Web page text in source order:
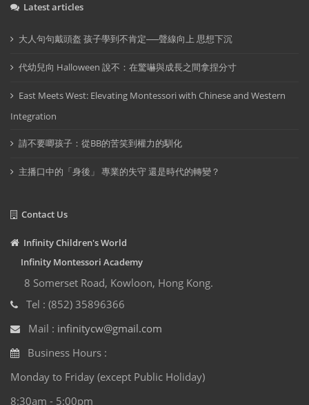
Latest articles
大人句句戴頭盔 孩子學到不肯定──聲線向上 思想下沉
代幼兒向 Halloween 說不：在驚嚇與成長之間拿捏分寸
East Meets West: Elevating Montessori with Chinese and Western
Integration
請不要唧孩子：從BB的苦笑到權力的馴化
主播口中的「身後」 專業的失守 還是時代的轉變？
Contact Us
Infinity Children's World
Infinity Montessori Academy
8 Somerset Road, Kowloon, Hong Kong.
Tel : (852) 35896366
Mail : infinitycw@gmail.com
Business Hours :
Monday to Friday (except Public Holiday)
8:30am - 5:00pm